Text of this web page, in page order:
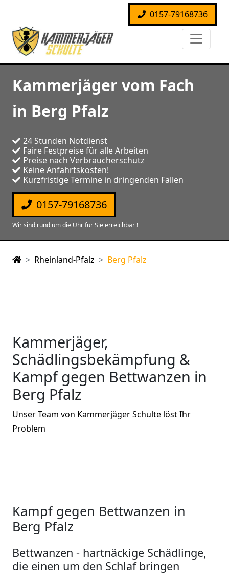
0157-79168736
Kammerjäger vom Fach
in Berg Pfalz
24 Stunden Notdienst
Faire Festpreise für alle Arbeiten
Preise nach Verbraucherschutz
Keine Anfahrtskosten!
Kurzfristige Termine in dringenden Fällen
0157-79168736
Wir sind rund um die Uhr für Sie erreichbar !
Rheinland-Pfalz Berg Pfalz
Kammerjäger,
Schädlingsbekämpfung &
Kampf gegen Bettwanzen in
Berg Pfalz
Unser Team von Kammerjäger Schulte löst Ihr
Problem
Kampf gegen Bettwanzen in
Berg Pfalz
Bettwanzen - hartnäckige Schädlinge,
die einen um den Schlaf bringen